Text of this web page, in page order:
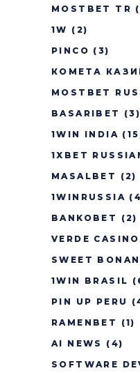
MOSTBET TR
1W (2)
PINCO (3)
КОМЕТА
MOSTBET
BASARIBET
(3)
1WIN INDIA
1XBET
MASALBET
(2)
1WINRUSSIA
BANKOBET
(2)
VERDE
SWEET
1WIN BRASIL
PIN UP PERU
RAMENBET
(1)
AI NEWS
(4)
SOFTWARE